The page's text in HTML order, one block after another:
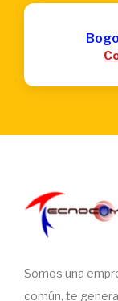
Somos una
común, te